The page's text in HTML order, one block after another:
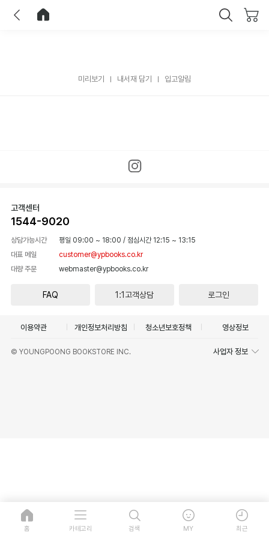
미리보기 내서재 담기 입고알림
고객센터
1544-9020
상담가능시간 평일 09:00 ~ 18:00 / 점심시간 12:15 ~ 13:15
대표 메일
customer@ypbooks.co.kr
대량 주문
webmaster@ypbooks.co.kr
FAQ 1:1고객상담 로그인
이용약관 개인정보처리방침 청소년보호정책 영상정보
© YOUNGPOONG BOOKSTORE INC. 사업자 정보
홈 카테고리 검색 MY 최근